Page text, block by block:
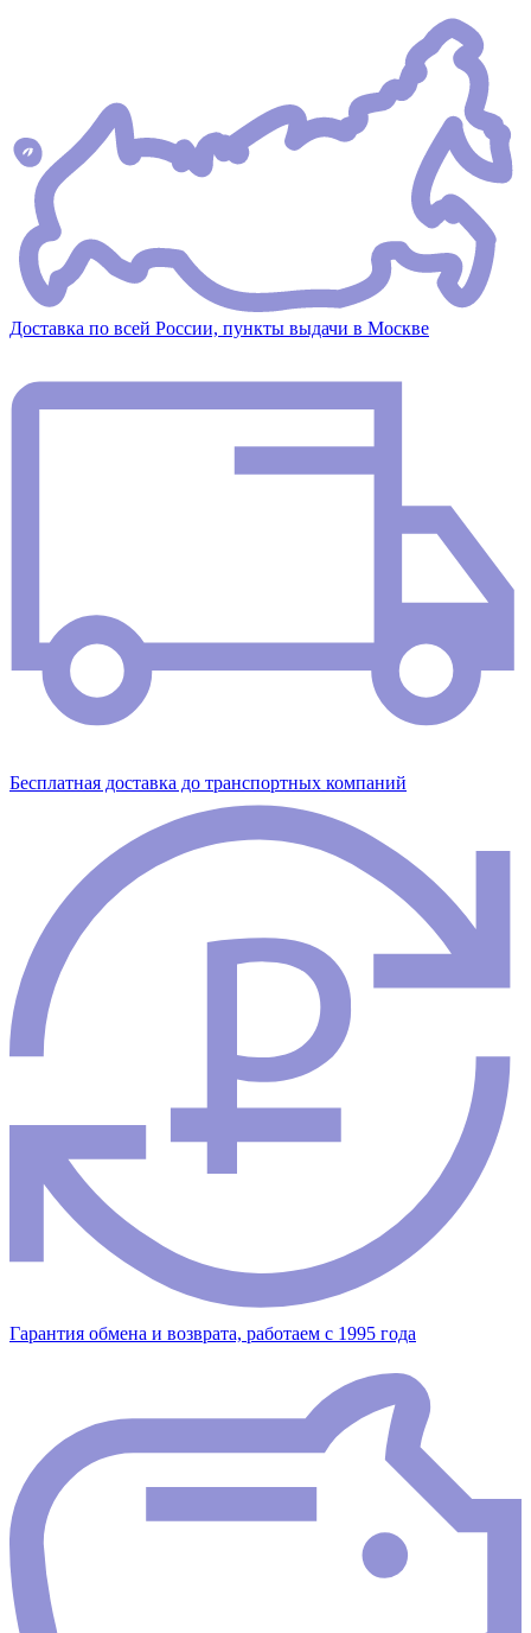
Доставка по всей России, пункты выдачи в Москве
Бесплатная доставка до транспортных компаний
Гарантия обмена и возврата, работаем с 1995 года